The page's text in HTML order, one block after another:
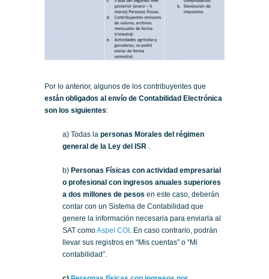
Por lo anterior, algunos de los contribuyentes que
están obligados al envío de Contabilidad Electrónica
son los siguientes:
a) Todas la personas Morales del régimen
general de la Ley del ISR .
b) Personas Físicas con actividad empresarial
o profesional con ingresos anuales superiores
a dos millones de pesos en este caso, deberán
contar con un Sistema de Contabilidad que
genere la información necesaria para enviarla al
SAT comoAspel COI . En caso contrario, podrán
llevar sus registros en “Mis cuentas” o “Mi
contabilidad”.